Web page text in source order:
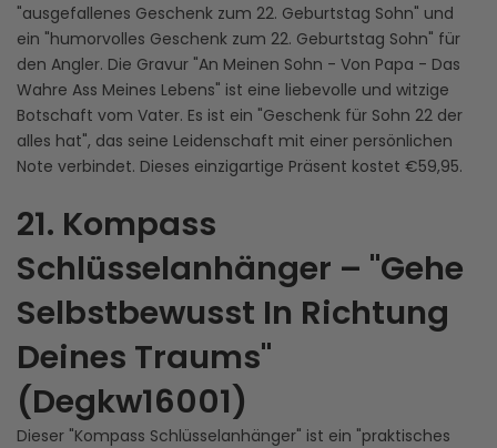
"ausgefallenes Geschenk zum 22. Geburtstag Sohn" und
ein "humorvolles Geschenk zum 22. Geburtstag Sohn" für
den Angler. Die Gravur "An Meinen Sohn - Von Papa - Das
Wahre Ass Meines Lebens" ist eine liebevolle und witzige
Botschaft vom Vater. Es ist ein "Geschenk für Sohn 22 der
alles hat", das seine Leidenschaft mit einer persönlichen
Note verbindet. Dieses einzigartige Präsent kostet €59,95.
21. Kompass
Schlüsselanhänger – "Gehe
Selbstbewusst In Richtung
Deines Traums"
(Degkw16001)
Dieser "Kompass Schlüsselanhänger" ist ein "praktisches